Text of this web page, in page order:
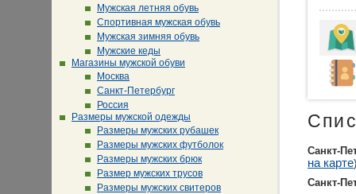
Мужская летняя обувь
Спортивная мужская обувь
Мужская зимняя обувь
Мужские кеды
Магазины мужской обуви
Москва
Санкт-Петербург
Россия
Размеры мужской одежды
Размеры мужских рубашек
Размеры мужских футболок
Размеры мужских брюк
Размер мужских трусов
Размеры мужских свитеров
Санкт-
на карте)
Санкт-